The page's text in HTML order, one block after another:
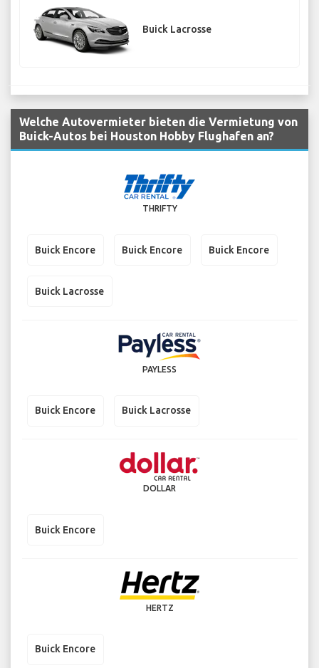
Buick Lacrosse
Welche Autovermieter bieten die Vermietung von
Buick-Autos bei Houston Hobby Flughafen an?
THRIFTY
Buick Encore Buick Encore Buick Encore
Buick Lacrosse
PAYLESS
Buick Encore Buick Lacrosse
DOLLAR
Buick Encore
HERTZ
Buick Encore